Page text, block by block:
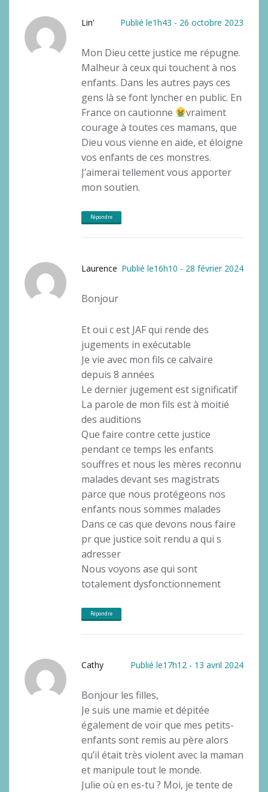
Lin’ Publié le1h43 - 26 octobre 2023
Mon Dieu cette justice me répugne.
Malheur à ceux qui touchent à nos
enfants. Dans les autres pays ces
gens là se font lyncher en public. En
France on cautionne
vraiment
courage à toutes ces mamans, que
Dieu vous vienne en aide, et éloigne
vos enfants de ces monstres.
J’aimerai tellement vous apporter
mon soutien.
Répondre
Laurence Publié le16h10 - 28 février 2024
Bonjour
Et oui c est JAF qui rende des
jugements in exécutable
Je vie avec mon fils ce calvaire
depuis 8 années
Le dernier jugement est significatif
La parole de mon fils est à moitié
des auditions
Que faire contre cette justice
pendant ce temps les enfants
souffres et nous les mères reconnu
malades devant ses magistrats
parce que nous protégeons nos
enfants nous sommes malades
Dans ce cas que devons nous faire
pr que justice soit rendu a qui s
adresser
Nous voyons ase qui sont
totalement dysfonctionnement
Répondre
Cathy Publié le17h12 - 13 avril 2024
Bonjour les filles,
Je suis une mamie et dépitée
également de voir que mes petits-
enfants sont remis au père alors
qu’il était très violent avec la maman
et manipule tout le monde.
Julie où en es-tu ? Moi, je tente de